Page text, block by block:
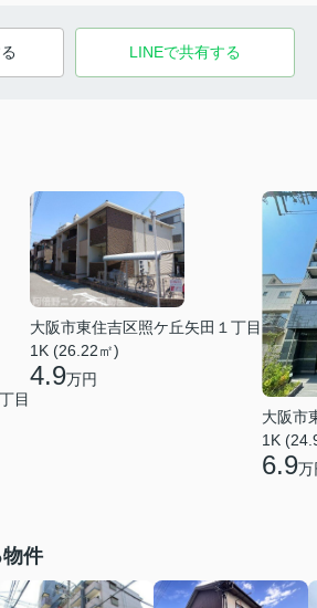
LINEで共有する
目
大阪市東住吉区照ケ丘矢田１丁目
1K (26.22㎡)
4.9万円
大阪市
1K
6.9万
件